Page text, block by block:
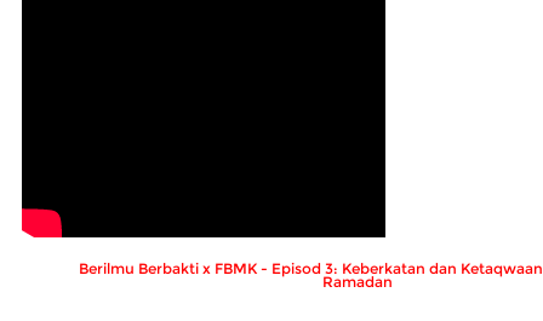
Berilmu Berbakti x FBMK - Episod 3: Keberkatan dan
Ramadan